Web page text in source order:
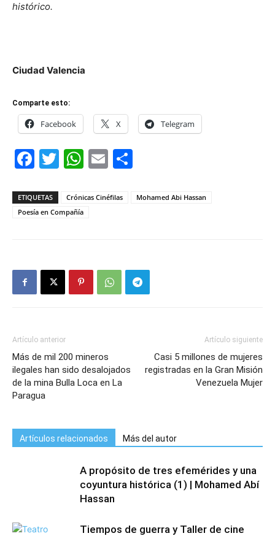
histórico.
Ciudad Valencia
Comparte esto:
Facebook X Telegram
Facebook
Twitter
WhatsApp
Email
ETIQUETAS Crónicas Cinéfilas
Mohamed Abi Hassan
Poesía en Compañía
Artículo anterior
Más de mil 200 mineros
ilegales han sido desalojados
de la mina Bulla Loca en La
Paragua
Artículo siguiente
Casi 5 millones de mujeres
registradas en la Gran Misión
Venezuela Mujer
Artículos relacionados Más del autor
A propósito de tres efemérides y una
coyuntura histórica (1) | Mohamed Abí
Hassan
Tiempos de guerra y Taller de cine